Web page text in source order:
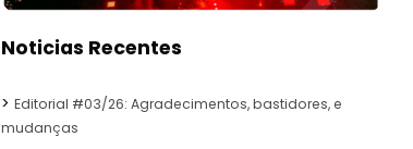
Noticias Recentes
Editorial #03/26: Agradecimentos, bastidores, e
mudanças